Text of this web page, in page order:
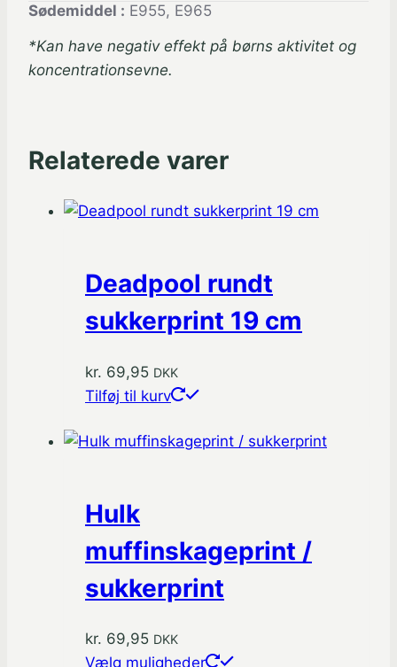
Sødemiddel : E955, E965
*Kan have negativ effekt på børns aktivitet og
koncentrationsevne.
Relaterede varer
Deadpool rundt
sukkerprint 19 cm
kr. 69,95 DKK
Tilføj til kurv
Hulk
muffinskageprint /
sukkerprint
kr. 69,95 DKK
Vælg muligheder
Dette